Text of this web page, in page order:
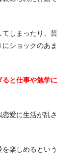
てしまったり、芸
ショックのあま
ると仕事や勉学に
愛に生活が乱さ
楽しめるという